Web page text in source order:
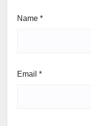
Name *
Email *